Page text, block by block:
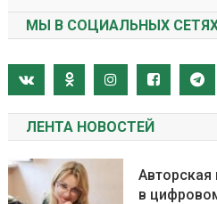
МЫ В СОЦИАЛЬНЫХ
ЛЕНТА НОВОСТЕЙ
Авторская
в